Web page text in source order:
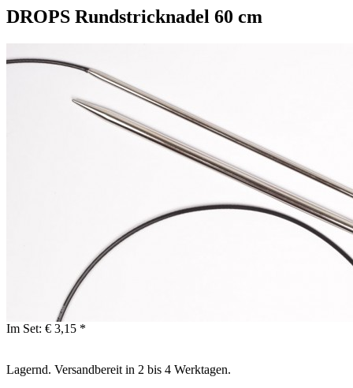
DROPS Rundstricknadel 60 cm
Im Set: € 3,15 *
Lagernd. Versandbereit in 2 bis 4 Werktagen.